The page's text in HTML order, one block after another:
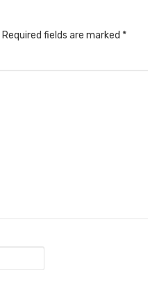
Required fields are marked *